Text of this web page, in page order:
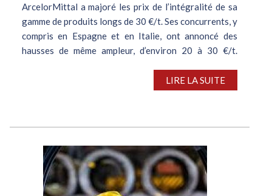
ArcelorMittal a majoré les prix de l’intégralité de sa
gamme de produits longs de 30 €/t. Ses concurrents, y
compris en Espagne et en Italie, ont annoncé des
hausses de même ampleur, d’environ 20 à 30 €/t.
LIRE LA SUITE